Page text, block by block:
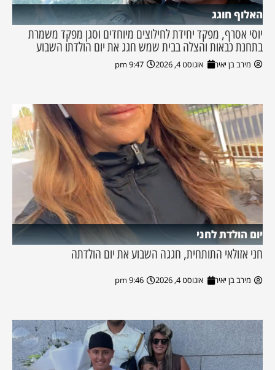
האלוף חוגג
יוסי אסרף, מפקד יחידת לחילוצים מיוחדים וסגן מפקד משמרת
בתחנת כבאות והצלה בבית שמש חגג את יום הולדתו השבוע
מירב בן יאיר אוגוסט 4, 2026 9:47 pm
יום הולדת לחני
חני אזולאי התותחית, חגגה השבוע את יום הולדתה
מירב בן יאיר אוגוסט 4, 2026 9:46 pm